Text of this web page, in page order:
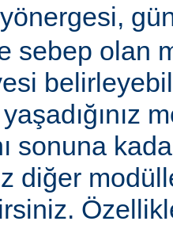
yönergesi,
sebep olan
sonuna
diğer